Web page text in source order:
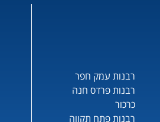
רבנות עמק חפר
רבנות פרדס חנה
כרכור
רבנות פתח תקווה